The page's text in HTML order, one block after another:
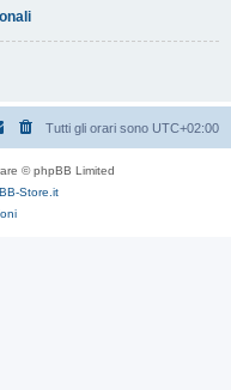
Tutti gli orari sono UTC+02:00
© phpBB Limited
Store.it